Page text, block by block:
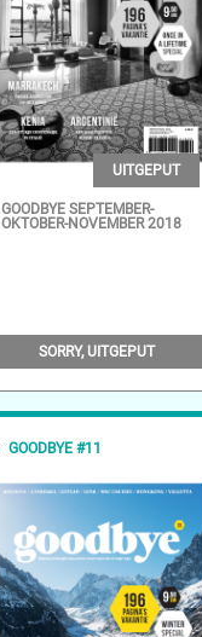
UITGEPUT
GOODBYE SEPTEMBER-
OKTOBER-NOVEMBER 2018
SORRY, UITGEPUT
GOODBYE #11